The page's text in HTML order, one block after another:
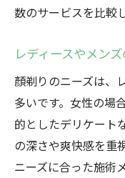
数のサービスを比較
レディースやメン
顏剃りのニーズは、
多いです。女性の場
的としたデリケート
の深さや爽快感を重
ニーズに合った施術